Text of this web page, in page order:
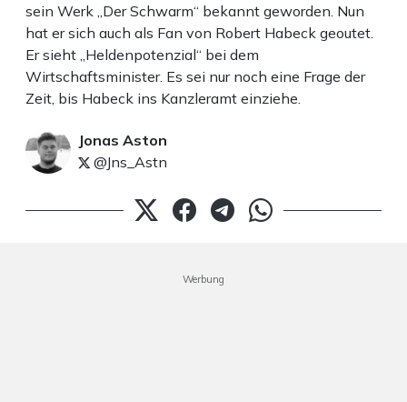
sein Werk „Der Schwarm“ bekannt geworden. Nun
hat er sich auch als Fan von Robert Habeck geoutet.
Er sieht „Heldenpotenzial“ bei dem
Wirtschaftsminister. Es sei nur noch eine Frage der
Zeit, bis Habeck ins Kanzleramt einziehe.
Jonas Aston
@Jns_Astn
Werbung